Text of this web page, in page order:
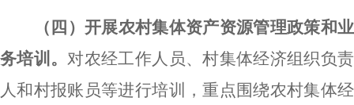
（四）开展农村集体资产资源管理政策和业
务培训。对农经工作人员、村集体经济组织负责
人和村报账员等进行培训，重点围绕农村集体经